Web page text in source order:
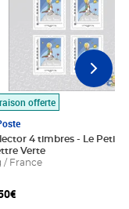
panier
offerte
4 timbres - Le Petit
Verte
/ France